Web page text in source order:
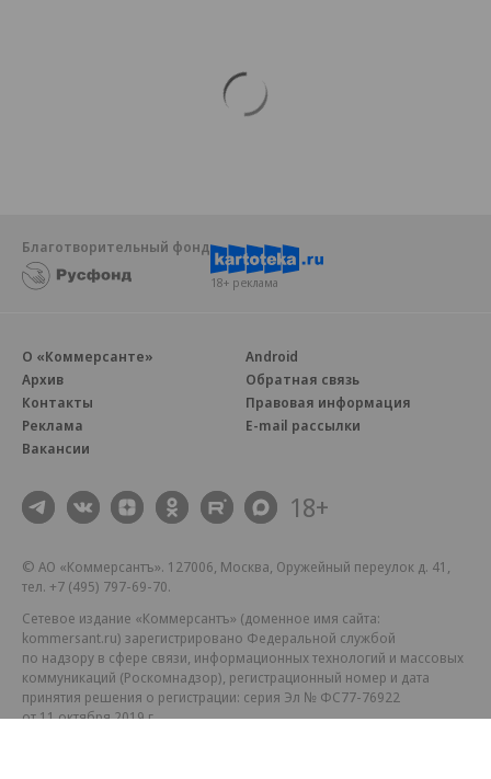
Благотворительный фонд
18+ реклама
О «Коммерсанте»
Архив
Контакты
Реклама
Вакансии
Android
Обратная связь
Правовая информация
E-mail рассылки
18+
© АО «Коммерсантъ». 127006, Москва, Оружейный переулок д. 41,
тел. +7 (495) 797-69-70.
Сетевое издание «Коммерсантъ» (доменное имя сайта:
kommersant.ru) зарегистрировано Федеральной службой
по надзору в сфере связи, информационных технологий и массовых
коммуникаций (Роскомнадзор), регистрационный номер и дата
принятия решения о регистрации: серия Эл № ФС77-76922
от 11 октября 2019 г.